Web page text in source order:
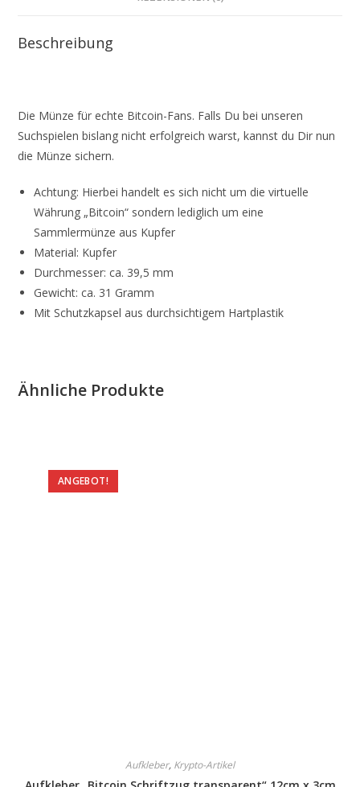
Beschreibung
Die Münze für echte Bitcoin-Fans. Falls Du bei unseren
Suchspielen bislang nicht erfolgreich warst, kannst du Dir nun
die Münze sichern.
Achtung: Hierbei handelt es sich nicht um die virtuelle
Währung „Bitcoin“ sondern lediglich um eine
Sammlermünze aus Kupfer
Material: Kupfer
Durchmesser: ca. 39,5 mm
Gewicht: ca. 31 Gramm
Mit Schutzkapsel aus durchsichtigem Hartplastik
Ähnliche Produkte
ANGEBOT!
Aufkleber, Krypto-Artikel